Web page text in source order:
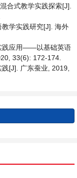
合式教学实践探索[J].
学实践研究[J]. 海外
践应用——以基础英语
33(6): 172-174.
[J]. 广东蚕业, 2019,